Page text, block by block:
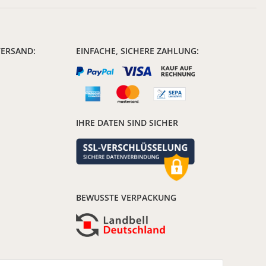
EINFACHE, SICHERE ZAHLUNG:
IHRE DATEN SIND SICHER
BEWUSSTE VERPACKUNG